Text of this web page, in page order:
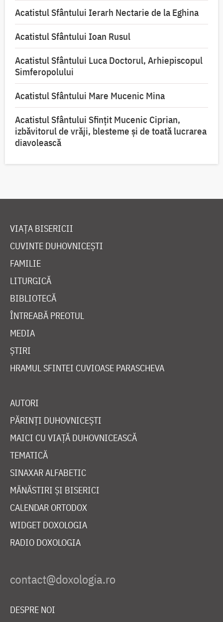
Acatistul Sfântului Ierarh Nectarie de la Eghina
Acatistul Sfântului Ioan Rusul
Acatistul Sfântului Luca Doctorul, Arhiepiscopul
Simferopolului
Acatistul Sfântului Mare Mucenic Mina
Acatistul Sfântului Sfințit Mucenic Ciprian,
izbăvitorul de vrăji, blesteme și de toată lucrarea
diavolească
VIAȚA BISERICII
CUVINTE DUHOVNICEȘTI
FAMILIE
LITURGICĂ
BIBLIOTECĂ
ÎNTREABĂ PREOTUL
MEDIA
ȘTIRI
HRAMUL SFINTEI CUVIOASE PARASCHEVA
AUTORI
PĂRINȚI DUHOVNICEȘTI
MAICI CU VIAȚĂ DUHOVNICEASCĂ
TEMATICĂ
SINAXAR ALFABETIC
MĂNĂSTIRI ȘI BISERICI
CALENDAR ORTODOX
WIDGET DOXOLOGIA
RADIO DOXOLOGIA
DESPRE NOI